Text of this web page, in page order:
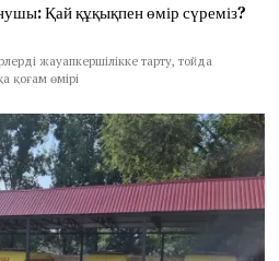
Қай құқықпен өмір сүреміз?
жауапкершілікке тарту, тойда
қоғам өмірі